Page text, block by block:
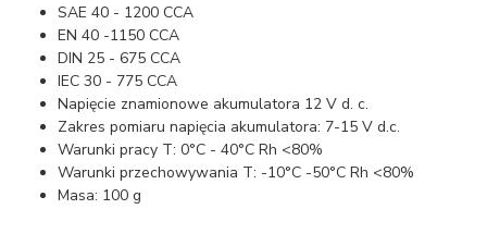
SAE 40 - 1200 CCA
EN 40 -1150 CCA
DIN 25 - 675 CCA
IEC 30 - 775 CCA
Napięcie znamionowe akumulatora 12 V d. c.
Zakres pomiaru napięcia akumulatora: 7-15 V d.c.
Warunki pracy T: 0°C - 40°C Rh <80%
Warunki przechowywania T: -10°C -50°C Rh <80%
Masa: 100 g